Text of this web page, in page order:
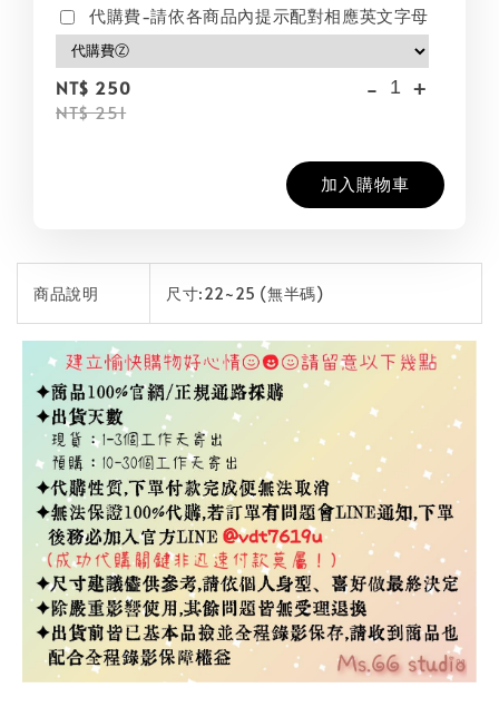
代購費-請依各商品內提示配對相應英文字母
NT$ 250
NT$ 251
- +
加入購物車
商品說明 尺寸:22~25 (無半碼)